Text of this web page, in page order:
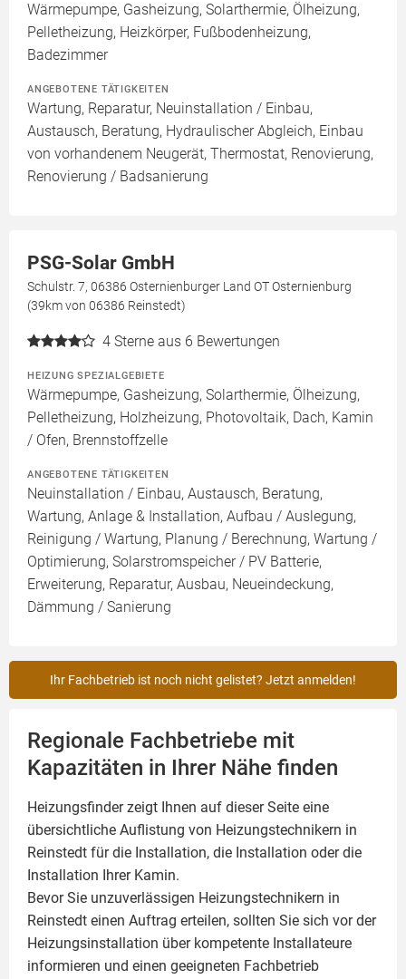
Wärmepumpe, Gasheizung, Solarthermie, Ölheizung,
Pelletheizung, Heizkörper, Fußbodenheizung,
Badezimmer
ANGEBOTENE TÄTIGKEITEN
Wartung, Reparatur, Neuinstallation / Einbau,
Austausch, Beratung, Hydraulischer Abgleich, Einbau
von vorhandenem Neugerät, Thermostat, Renovierung,
Renovierung / Badsanierung
PSG-Solar GmbH
Schulstr. 7, 06386 Osternienburger Land OT Osternienburg
(39km von 06386 Reinstedt)
4 Sterne aus 6 Bewertungen
HEIZUNG SPEZIALGEBIETE
Wärmepumpe, Gasheizung, Solarthermie, Ölheizung,
Pelletheizung, Holzheizung, Photovoltaik, Dach, Kamin
/ Ofen, Brennstoffzelle
ANGEBOTENE TÄTIGKEITEN
Neuinstallation / Einbau, Austausch, Beratung,
Wartung, Anlage & Installation, Aufbau / Auslegung,
Reinigung / Wartung, Planung / Berechnung, Wartung /
Optimierung, Solarstromspeicher / PV Batterie,
Erweiterung, Reparatur, Ausbau, Neueindeckung,
Dämmung / Sanierung
Ihr Fachbetrieb ist noch nicht gelistet? Jetzt anmelden!
Regionale Fachbetriebe mit
Kapazitäten in Ihrer Nähe finden
Heizungsfinder zeigt Ihnen auf dieser Seite eine
übersichtliche Auflistung von Heizungstechnikern in
Reinstedt für die Installation, die Installation oder die
Installation Ihrer Kamin.
Bevor Sie unzuverlässigen Heizungstechnikern in
Reinstedt einen Auftrag erteilen, sollten Sie sich vor der
Heizungsinstallation über kompetente Installateure
informieren und einen geeigneten Fachbetrieb